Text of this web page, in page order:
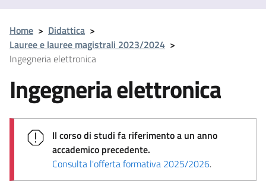
Home > Didattica >
Lauree e lauree magistrali 2023/2024 >
Ingegneria elettronica
Ingegneria elettronica
Il corso di studi fa riferimento a un anno
accademico precedente.
Consulta l'offerta formativa 2025/2026.